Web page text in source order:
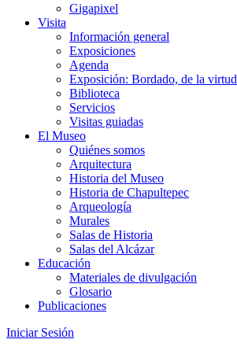
Gigapixel
Visita
Información general
Exposiciones
Agenda
Exposición: Bordado, de la virtud
Biblioteca
Servicios
Visitas guiadas
El Museo
Quiénes somos
Arquitectura
Historia del Museo
Historia de Chapultepec
Arqueología
Murales
Salas de Historia
Salas del Alcázar
Educación
Materiales de divulgación
Glosario
Publicaciones
Iniciar Sesión